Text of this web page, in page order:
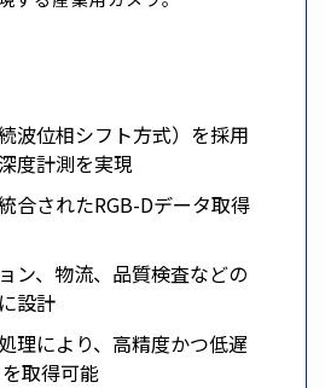
波位相シフト方式）を採用
度計測を実現
合されたRGB-Dデータ取得
ン、物流、品質検査などの
設計
理により、高精度かつ低遅
取得可能